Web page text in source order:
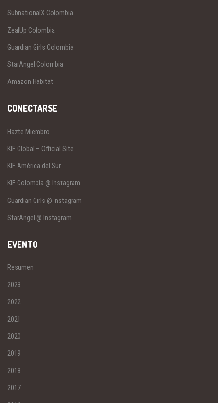
SubnationalX Colombia
ZealUp Colombia
Guardian Girls Colombia
StarAngel Colombia
Amazon Habitat
CONECTARSE
Hazte Miembro
KIF Global – Official Site
KIF América del Sur
KIF Colombia @ Instagram
Guardian Girls @ Instagram
StarAngel @ Instagram
EVENTO
Resumen
2023
2022
2021
2020
2019
2018
2017